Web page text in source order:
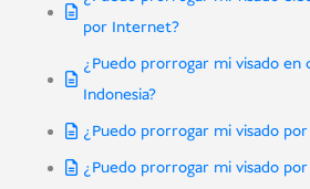
por Internet?
¿Puedo prorrogar mi visado en
Indonesia?
¿Puedo prorrogar mi visado
¿Puedo prorrogar mi visado